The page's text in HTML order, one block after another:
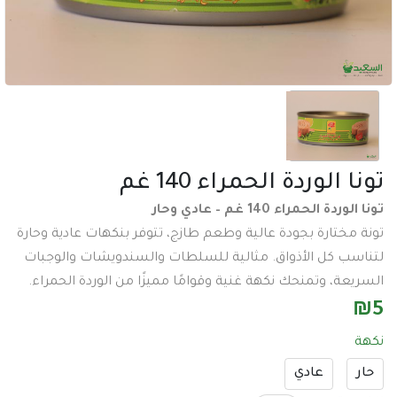
عدد وادوات
طاقة شمسية
اكسسورات
ساعات
سماعات الحمراء 140 غم
140 غم – عادي وحار
بجودة عالية وطعم طازج، تتوفر بنكهات عادية وحارة
كل الأذواق. مثالية للسلطات والسندويشات والوجبات
وتمنحك نكهة غنية وقوامًا مميزًا من الوردة الحمراء.
عادي